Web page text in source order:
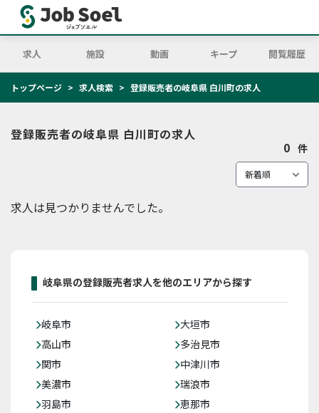
求人 施設 動画 キープ 閲覧履歴
トップページ 求人検索 登録販売者の岐阜県 白川町の求人
登録販売者の岐阜県 白川町の求人
0 件
求人は見つかりませんでした。
岐阜県の登録販売者求人を他のエリアから探す
岐阜市
大垣市
高山市
多治見市
関市
中津川市
美濃市
瑞浪市
羽島市
恵那市